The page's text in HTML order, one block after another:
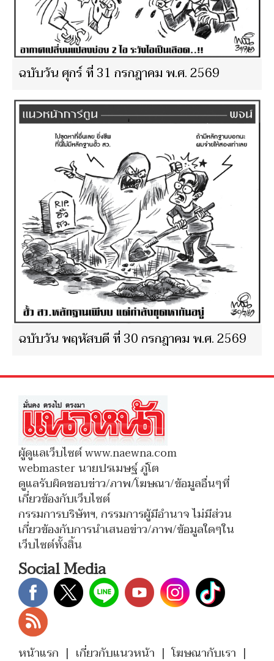
ฉบับวัน ศุกร์ ที่ 31 กรกฎาคม พ.ศ. 2569
ฉบับวัน พฤหัสบดี ที่ 30 กรกฎาคม พ.ศ. 2569
ผู้ดูแลเว็บไซต์ www.naewna.com
webmaster นายปรเมษฐ์ ภู่โต
ดูแลรับผิดชอบข่าว/ภาพ/โฆษณา/ข้อมูลอื่นๆที่
เกี่ยวข้องกับเว็บไซต์
กรรมการบริษัทฯ, กรรมการผู้มีอำนาจ ไม่มีส่วน
เกี่ยวข้องกับการนำเสนอข่าว/ภาพ/ข้อมูลใดๆใน
เว็บไซต์ทั้งสิ้น
Social Media
หน้าแรก | เกี่ยวกับแนวหน้า | โฆษณากับเรา |